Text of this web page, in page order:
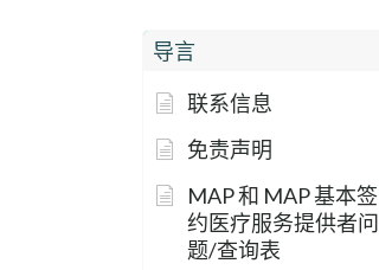
导言
联系信息
免责声明
MAP 和 MAP 基本签
约医疗服务提供者问
题/查询表